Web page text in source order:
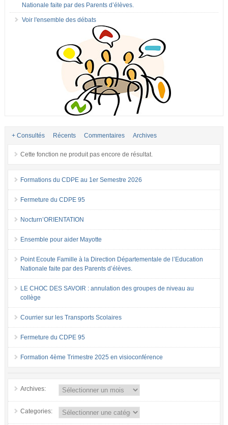
Nationale faite par des Parents d’élèves.
Voir l'ensemble des débats
+ Consultés Récents Commentaires Archives
Cette fonction ne produit pas encore de résultat.
Formations du CDPE au 1er Semestre 2026
Fermeture du CDPE 95
Nocturn’ORIENTATION
Ensemble pour aider Mayotte
Point Ecoute Famille à la Direction Départementale de l’Education
Nationale faite par des Parents d’élèves.
LE CHOC DES SAVOIR : annulation des groupes de niveau au
collège
Courrier sur les Transports Scolaires
Fermeture du CDPE 95
Formation 4ème Trimestre 2025 en visioconférence
Archives:
Categories: